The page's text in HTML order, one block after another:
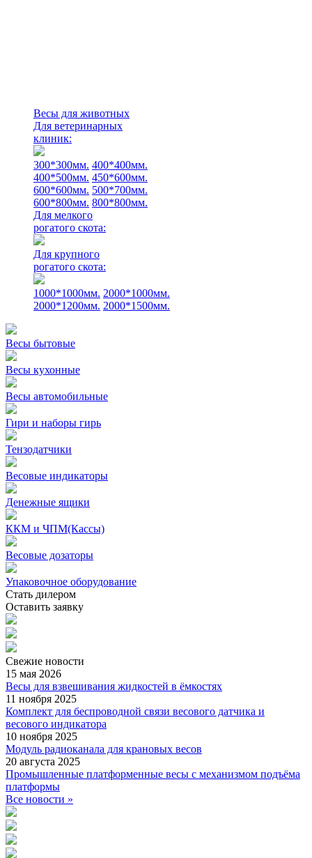
Весы для животных
Для ветеринарных
клиник:
300*300мм. 400*400мм.
400*500мм. 450*600мм.
600*600мм. 500*700мм.
600*800мм. 800*800мм.
Для мелкого
рогатого скота:
Для крупного
рогатого скота:
1000*1000мм. 2000*1000мм.
2000*1200мм. 2000*1500мм.
Весы бытовые
Весы кухонные
Весы автомобильные
Гири и наборы гирь
Тензодатчики
Весовые индикаторы
Денежные ящики
ККМ и ЧПМ(Кассы)
Весовые дозаторы
Упаковочное оборудование
Стать дилером
Оставить заявку
Свежие новости
15 мая 2026
Весы для взвешивания жидкостей в ёмкостях
11 ноября 2025
Комплект для беспроводной связи весового датчика и
весового индикатора
10 ноября 2025
Модуль радиоканала для крановых весов
20 августа 2025
Промышленные платформенные весы с механизмом подъёма
платформы
Все новости »